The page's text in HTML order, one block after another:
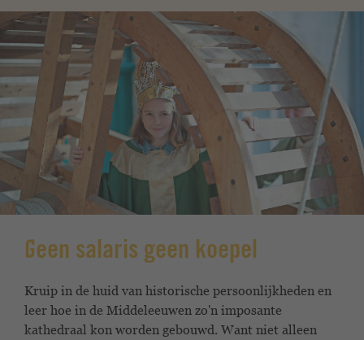
Geen salaris geen koepel
Kruip in de huid van historische persoonlijkheden en
leer hoe in de Middeleeuwen zo'n imposante
kathedraal kon worden gebouwd. Want niet alleen